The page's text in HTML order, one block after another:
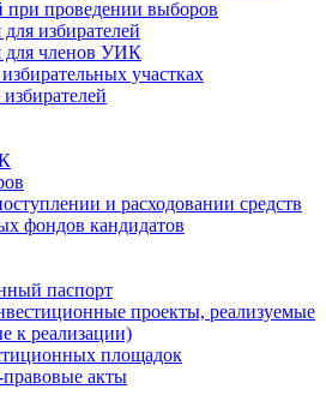
при проведении выборов
избирателей
членов УИК
участках
и расходовании средств
фондов кандидатов
паспорт
проекты, реализуемые
к реализации)
площадок
акты